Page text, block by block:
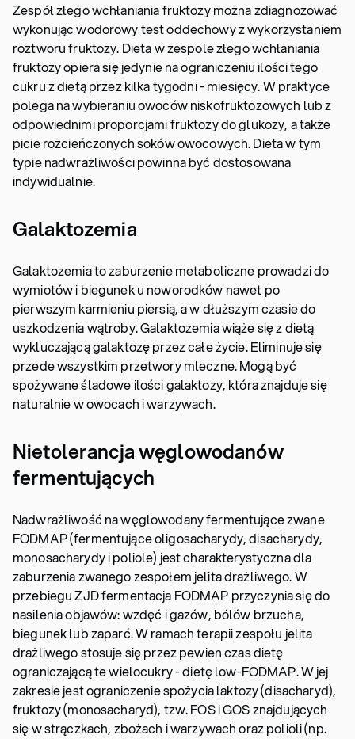
Zespół złego wchłaniania fruktozy można zdiagnozować
wykonując wodorowy test oddechowy z wykorzystaniem
roztworu fruktozy. Dieta w zespole złego wchłaniania
fruktozy opiera się jedynie na ograniczeniu ilości tego
cukru z dietą przez kilka tygodni - miesięcy. W praktyce
polega na wybieraniu owoców niskofruktozowych lub z
odpowiednimi proporcjami fruktozy do glukozy, a także
picie rozcieńczonych soków owocowych. Dieta w tym
typie nadwrażliwości powinna być dostosowana
indywidualnie.
Galaktozemia
Galaktozemia to zaburzenie metaboliczne prowadzi do
wymiotów i biegunek u noworodków nawet po
pierwszym karmieniu piersią, a w dłuższym czasie do
uszkodzenia wątroby. Galaktozemia wiąże się z dietą
wykluczającą galaktozę przez całe życie. Eliminuje się
przede wszystkim przetwory mleczne. Mogą być
spożywane śladowe ilości galaktozy, która znajduje się
naturalnie w owocach i warzywach.
Nietolerancja węglowodanów
fermentujących
Nadwrażliwość na węglowodany fermentujące zwane
FODMAP (fermentujące oligosacharydy, disacharydy,
monosacharydy i poliole) jest charakterystyczna dla
zaburzenia zwanego zespołem jelita drażliwego. W
przebiegu ZJD fermentacja FODMAP przyczynia się do
nasilenia objawów: wzdęć i gazów, bólów brzucha,
biegunek lub zaparć. W ramach terapii zespołu jelita
drażliwego stosuje się przez pewien czas dietę
ograniczającą te wielocukry - dietę low-FODMAP. W jej
zakresie jest ograniczenie spożycia laktozy (disacharyd),
fruktozy (monosacharyd), tzw. FOS i GOS znajdujących
się w strączkach, zbożach i warzywach oraz polioli (np.